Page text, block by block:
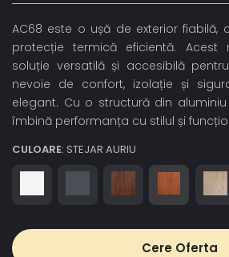
AC68 este o ușă de exterior fiabilă,
protecție termică eficientă. Acest
soluție versatilă și accesibilă
nevoie de confort, izolație și
elegant. Cu o structură din
îmbină performanța cu stilul și
CULOARE: STEJAR AURIU
Cere Oferta